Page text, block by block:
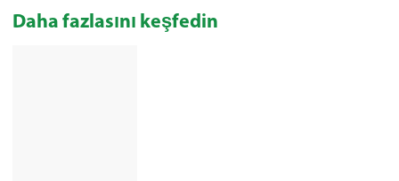
Daha fazlasını keşfedin